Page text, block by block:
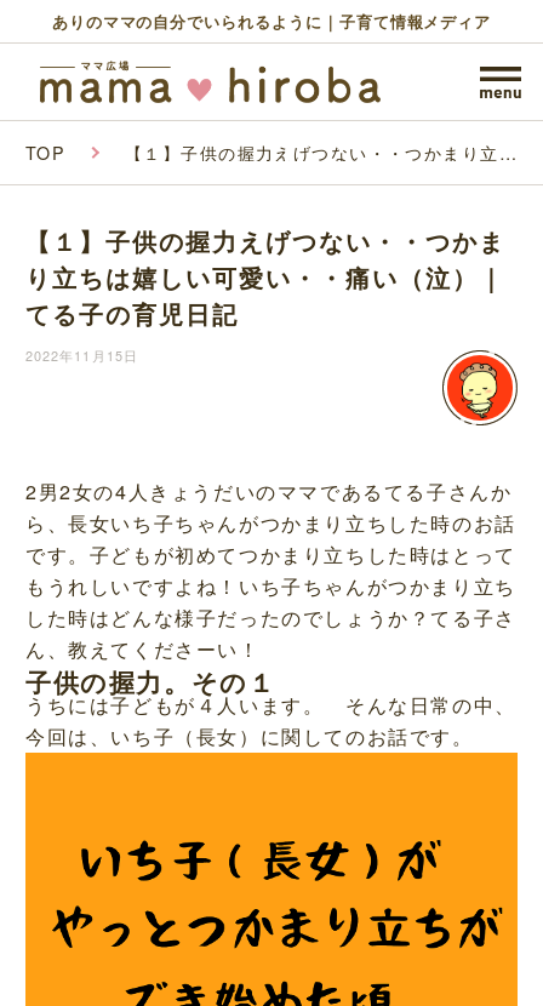
ありのママの自分でいられるように｜子育て情報メディア
TOP 【１】子供の握力えげつない・・つかまり立ち
日記
【１】子供の握力えげつない・・つかま
り立ちは嬉しい可愛い・・痛い（泣）｜
てる子の育児日記
2022年11月15日
2男2女の4人きょうだいのママであるてる子さんか
ら、長女いち子ちゃんがつかまり立ちした時のお話
です。子どもが初めてつかまり立ちした時はとって
もうれしいですよね！いち子ちゃんがつかまり立ち
した時はどんな様子だったのでしょうか？てる子さ
ん、教えてくださーい！
子供の握力。その１
うちには子どもが４人います。 そんな日常の中、
今回は、いち子（長女）に関してのお話です。